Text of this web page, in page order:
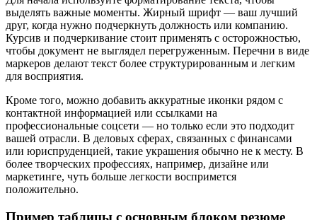
выделять важные моменты. Жирный шрифт — ваш лучший
друг, когда нужно подчеркнуть должность или компанию.
Курсив и подчеркивание стоит применять с осторожностью,
чтобы документ не выглядел перегруженным. Перечни в виде
маркеров делают текст более структурированным и легким
для восприятия.
Кроме того, можно добавить аккуратные иконки рядом с
контактной информацией или ссылками на
профессиональные соцсети — но только если это подходит
вашей отрасли. В деловых сферах, связанных с финансами
или юриспруденцией, такие украшения обычно не к месту. В
более творческих профессиях, например, дизайне или
маркетинге, чуть больше легкости воспримется
положительно.
Пример таблицы с основным блоком резюме